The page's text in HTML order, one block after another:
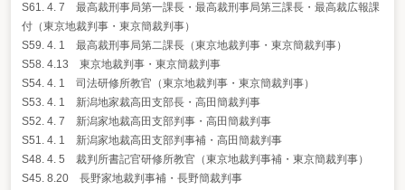
S61. 4. 7 最高裁刑事局第一課長・最高裁刑事局第三課長・最高裁広報課
付（東京地裁判事・東京簡裁判事）
S59. 4. 1 最高裁刑事局第二課長（東京地裁判事・東京簡裁判事）
S58. 4.13 東京地裁判事・東京簡裁判事
S54. 4. 1 司法研修所教官（東京地裁判事・東京簡裁判事）
S53. 4. 1 新潟地家裁高田支部長・高田簡裁判事
S52. 4. 7 新潟家地裁高田支部判事・高田簡裁判事
S51. 4. 1 新潟家地裁高田支部判事補・高田簡裁判事
S48. 4. 5 裁判所書記官研修所教官（東京地裁判事補・東京簡裁判事）
S45. 8.20 長野家地裁判事補・長野簡裁判事